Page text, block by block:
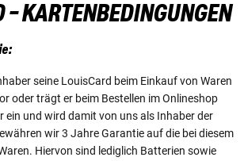
- KARTENBEDINGUNGEN
seine LouisCard beim Einkauf von Waren
oder trägt er beim Bestellen im Onlineshop
ein und wird damit von uns als Inhaber der
wir 3 Jahre Garantie auf die bei diesem
Hiervon sind lediglich Batterien sowie